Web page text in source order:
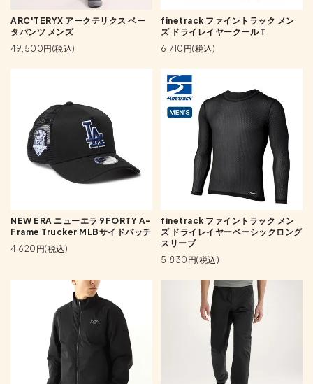
ARC'TERYX アークテリクス ベー
タパンツ メンズ
49,500円(税込)
finetrack ファイントラック メン
ズ ドライレイヤークールＴ
6,710円(税込)
NEW ERA ニューエラ 9FORTY A-
Frame Trucker MLBサイドパッチ
4,620円(税込)
finetrack ファイントラック メン
ズ ドライレイヤーベーシックロング
スリーブ
5,830円(税込)